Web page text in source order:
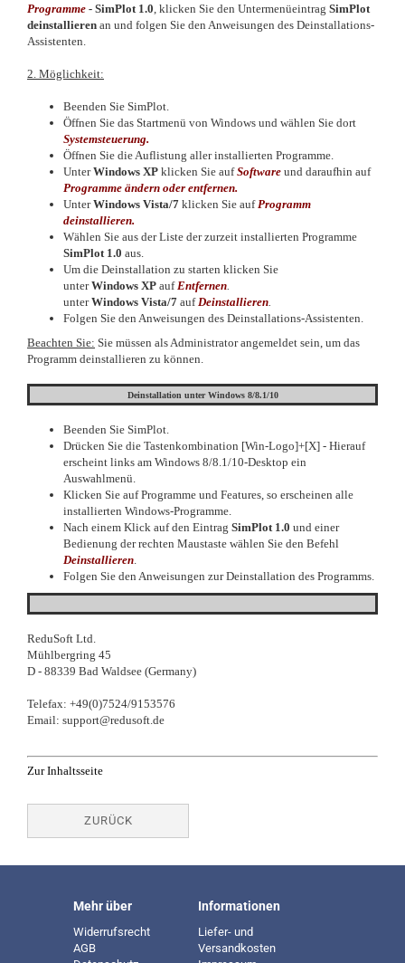
Programme - SimPlot 1.0 , klicken Sie den Untermenüeintrag SimPlot
deinstallieren an und folgen Sie den Anweisungen des Deinstallations-
Assistenten.
2. Möglichkeit:
Beenden Sie SimPlot.
Öffnen Sie das Startmenü von Windows und wählen Sie dort
Systemsteuerung.
Öffnen Sie die Auflistung aller installierten Programme.
UnterWindows XP klicken Sie aufSoftware und daraufhin auf
Programme ändern oder entfernen.
UnterWindows Vista/7 klicken Sie auf Programm
deinstallieren.
Wählen Sie aus der Liste der zurzeit installierten Programme
SimPlot 1.0 aus.
Um die Deinstallation zu starten klicken Sie
unterWindows XP auf Entfernen
unterWindows Vista/7 auf Deinstallieren
Folgen Sie den Anweisungen des Deinstallations-Assistenten.
Beachten Sie: Sie müssen als Administrator angemeldet sein, um das
Programm deinstallieren zu können.
Deinstallation unter Windows 8/8.1/10
Beenden Sie SimPlot.
Drücken Sie die Tastenkombination [Win-Logo]+[X] - Hierauf
erscheint links am Windows 8/8.1/10-Desktop ein
Auswahlmenü.
Klicken Sie auf Programme und Features, so erscheinen alle
installierten Windows-Programme.
Nach einem Klick auf den Eintrag SimPlot 1.0 und einer
Bedienung der rechten Maustaste wählen Sie den Befehl
Deinstallieren
Folgen Sie den Anweisungen zur Deinstallation des Programms.
ReduSoft Ltd.
Mühlbergring 45
D - 88339 Bad Waldsee (Germany)
Telefax: +49(0)7524/9153576
Email: support@redusoft.de
Zur Inhaltsseite
ZURÜCK
Mehr über
Widerrufsrecht
AGB
Informationen
Liefer- und
Versandkosten